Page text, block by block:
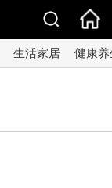
生活家居 健康养